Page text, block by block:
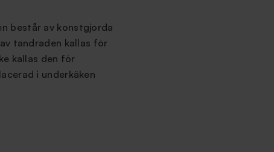
består av konstgjorda
tandraden kallas för
kallas den för
i underkäken